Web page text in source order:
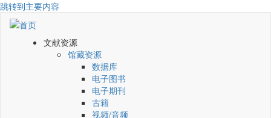
跳转到主要内容
文献资源
馆藏资源
数据库
电子图书
电子期刊
古籍
视频/音频